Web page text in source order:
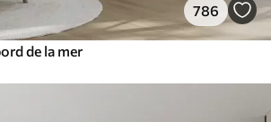
786
de la mer